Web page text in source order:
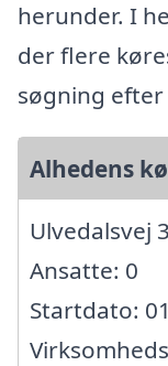
herunder. I
der flere
søgning
Alhedens
Ulvedalsvej
Ansatte: 0
Startdato: